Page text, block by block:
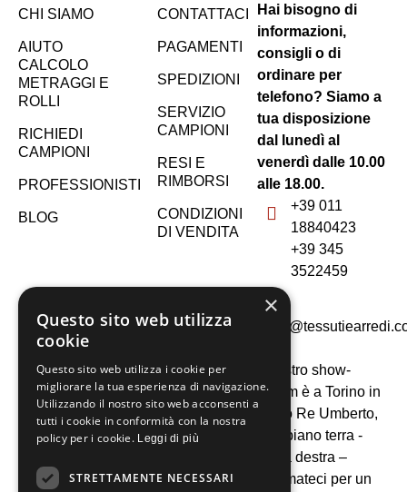
CHI SIAMO
AIUTO
CALCOLO
METRAGGI E
ROLLI
RICHIEDI
CAMPIONI
PROFESSIONISTI
BLOG
CONTATTACI
PAGAMENTI
SPEDIZIONI
SERVIZIO
CAMPIONI
RESI E
RIMBORSI
CONDIZIONI
DI VENDITA
Hai bisogno di
informazioni,
consigli o di
ordinare per
telefono? Siamo a
tua disposizione
dal lunedì al
venerdì dalle 10.00
alle 18.00.
+39 011
18840423
+39 345
3522459
Il nostro show-
rooom è a Torino in
corso Re Umberto,
44 - piano terra -
scala destra –
chiamateci per un
×
Questo sito web utilizza
cookie
Questo sito web utilizza i cookie per
migliorare la tua esperienza di navigazione.
Utilizzando il nostro sito web acconsenti a
tutti i cookie in conformità con la nostra
policy per i cookie. Leggi di più
STRETTAMENTE NECESSARI